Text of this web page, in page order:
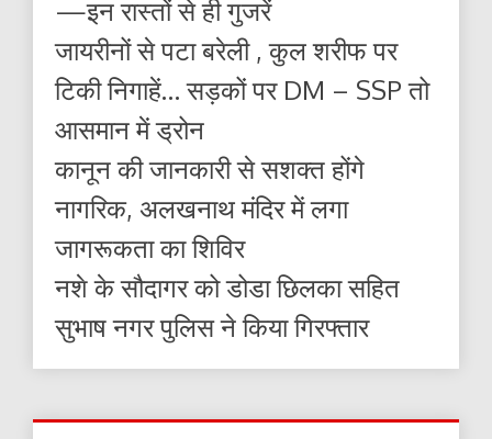
—इन रास्तों से ही गुजरें
जायरीनों से पटा बरेली , कुल शरीफ पर
टिकी निगाहें… सड़कों पर DM – SSP तो
आसमान में ड्रोन
कानून की जानकारी से सशक्त होंगे
नागरिक, अलखनाथ मंदिर में लगा
जागरूकता का शिविर
नशे के सौदागर को डोडा छिलका सहित
सुभाष नगर पुलिस ने किया गिरफ्तार